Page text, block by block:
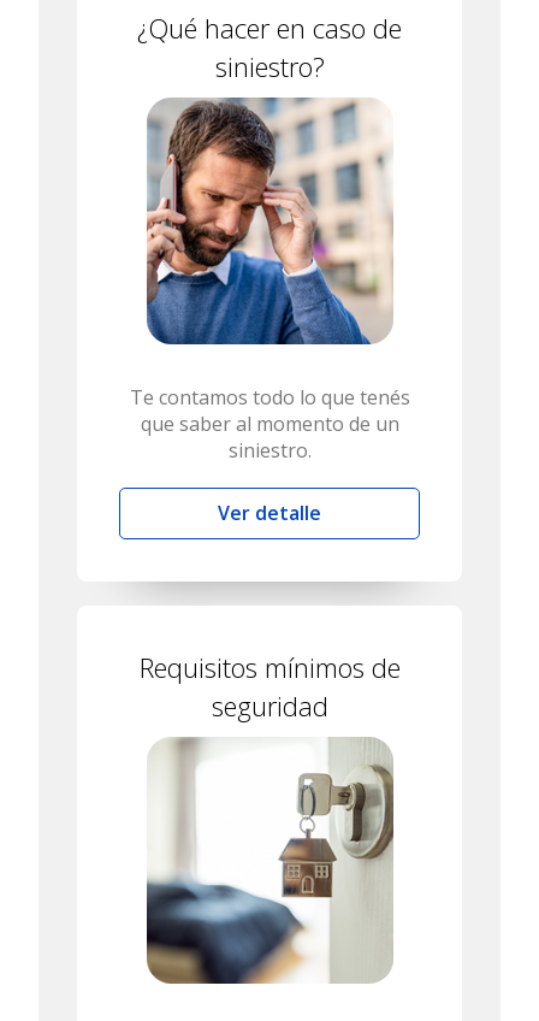
¿Qué hacer en caso de
siniestro?
Te contamos todo lo que tenés
que saber al momento de un
siniestro.
Ver detalle
Requisitos mínimos de
seguridad